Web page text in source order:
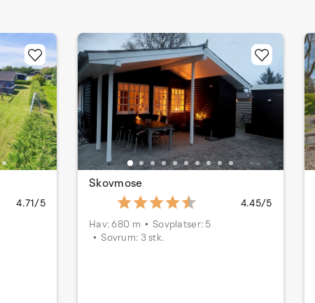
4.71/5
Skovmose
4.45/5
Hav: 680 m
Sovplatser: 5
Sovrum: 3 stk.